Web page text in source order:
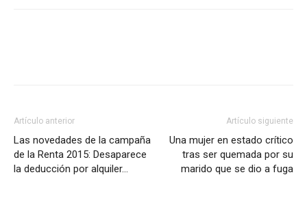
Artículo anterior
Las novedades de la campaña
de la Renta 2015: Desaparece
la deducción por alquiler…
Artículo siguiente
Una mujer en estado crítico
tras ser quemada por su
marido que se dio a fuga